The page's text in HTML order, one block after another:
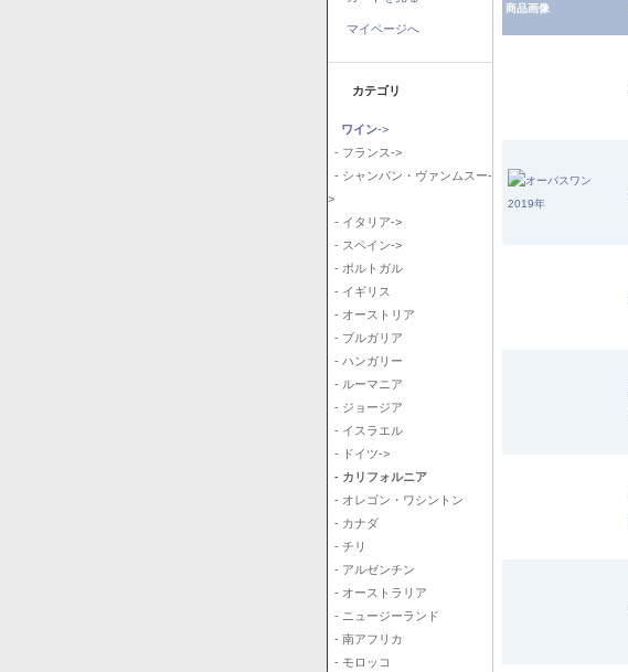
マイページへ
カテゴリ
ワイン->
- フランス->
- シャンパン・ヴァンムスー-
>
- イタリア->
- スペイン->
- ポルトガル
- イギリス
- オーストリア
- ブルガリア
- ハンガリー
- ルーマニア
- ジョージア
- イスラエル
- ドイツ->
- カリフォルニア
- オレゴン・ワシントン
- カナダ
- チリ
- アルゼンチン
- オーストラリア
- ニュージーランド
- 南アフリカ
- モロッコ
商品画像